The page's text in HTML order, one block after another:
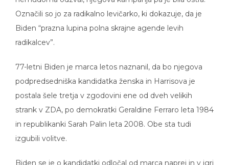
Označili so jo za radikalno levičarko, ki dokazuje, da je
Biden “prazna lupina polna skrajne agende levih
radikalcev”.
podpredsedniška kandidatka ženska in Harrisova je
postala šele tretja v zgodovini ene od dveh velikih
strank v ZDA, po demokratki Geraldine Ferraro leta 1984
in republikanki Sarah Palin leta 2008. Obe sta tudi
izgubili volitve.